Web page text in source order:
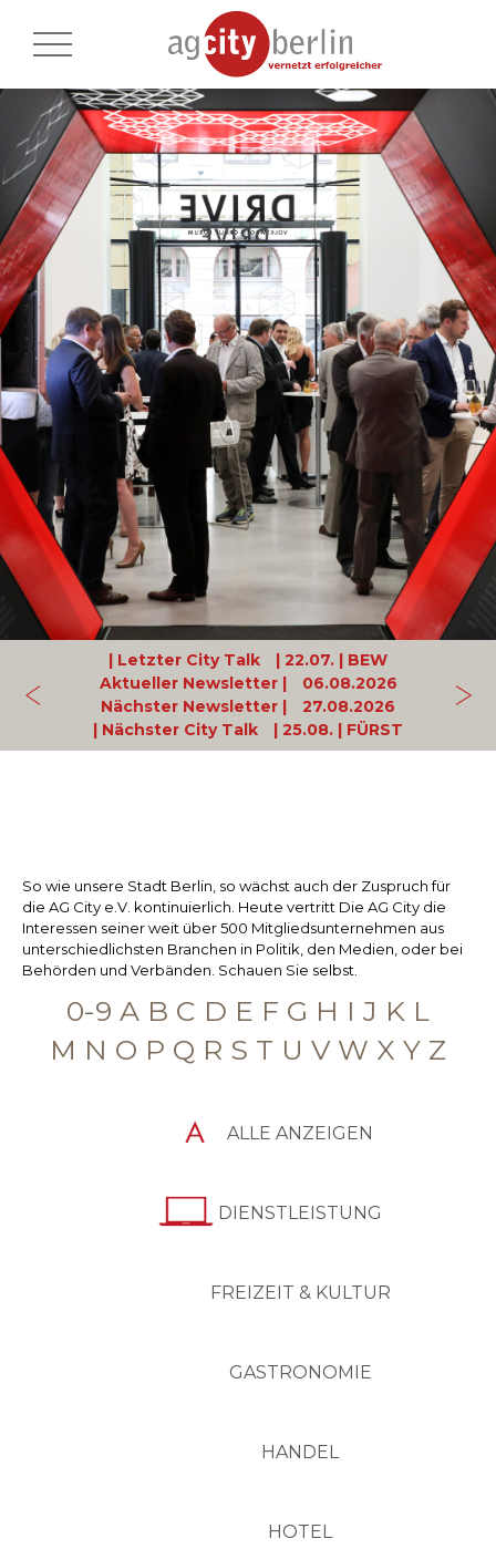
| Letzter City Talk | 22.07. | BEW
Aktueller Newsletter |
06.08.2026
Nächster Newsletter |
27.08.2026
| Nächster City Talk
| 25.08. | FÜRST
So wie unsere Stadt Berlin, so wächst auch der Zuspruch für
die AG City e.V. kontinuierlich. Heute vertritt Die AG City die
Interessen seiner weit über 500 Mitgliedsunternehmen aus
unterschiedlichsten Branchen in Politik, den Medien, oder bei
Behörden und Verbänden. Schauen Sie selbst.
0-9 A B C D E F G H I J K L
M N O P Q R S T U V W X Y Z
ALLE ANZEIGEN
DIENSTLEISTUNG
FREIZEIT & KULTUR
GASTRONOMIE
HANDEL
HOTEL